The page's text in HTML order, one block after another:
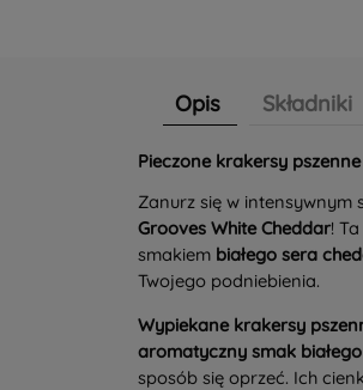
Opis Składniki
Pieczone krakersy
Zanurz się w
Grooves White Cheddar!
smakiem białego sera
Twojego podniebienia.
Wypiekane krakersy
aromatyczny smak
sposób się oprzeć. Ich